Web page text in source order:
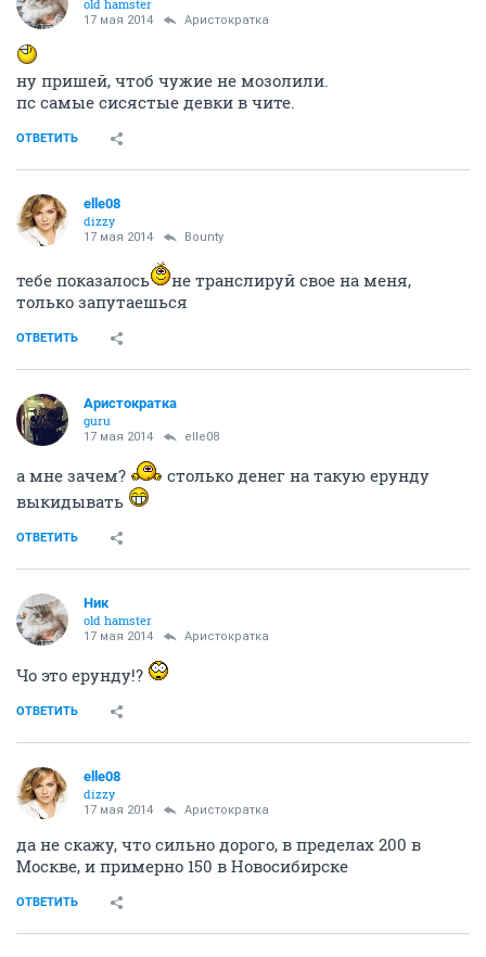
old hamster
17 мая 2014 Аристократка
ну пришей, чтоб чужие не мозолили.
пс самые сисястые девки в чите.
ОТВЕТИТЬ
elle08
dizzy
17 мая 2014 Bounty
тебе показалось
не транслируй свое на меня,
только запутаешься
ОТВЕТИТЬ
Аристократка
guru
17 мая 2014 elle08
а мне зачем?
столько денег на такую ерунду
выкидывать
ОТВЕТИТЬ
Ник
old hamster
17 мая 2014 Аристократка
Чо это ерунду!?
ОТВЕТИТЬ
elle08
dizzy
17 мая 2014 Аристократка
да не скажу, что сильно дорого, в пределах 200 в
Москве, и примерно 150 в Новосибирске
ОТВЕТИТЬ